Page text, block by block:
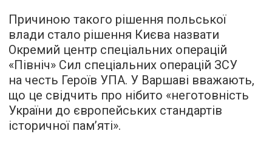
Причиною такого рішення польської
влади стало рішення Києва назвати
Окремий центр спеціальних операцій
«Північ» Сил спеціальних операцій ЗСУ
на честь Героїв УПА. У Варшаві вважають,
що це свідчить про нібито «неготовність
України до європейських стандартів
історичної пам’яті».